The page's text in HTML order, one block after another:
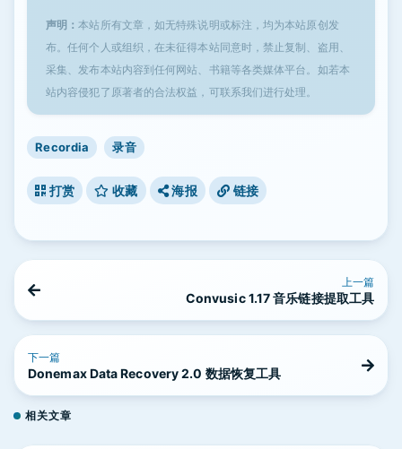
声明：本站所有文章，如无特殊说明或标注，均为本站原创发
布。任何个人或组织，在未征得本站同意时，禁止复制、盗用、
采集、发布本站内容到任何网站、书籍等各类媒体平台。如若本
站内容侵犯了原著者的合法权益，可联系我们进行处理。
Recordia 录音
打赏 收藏 海报 链接
上一篇
Convusic 1.17 音乐链接提取工具
下一篇
Donemax Data Recovery 2.0 数据恢复工具
相关文章